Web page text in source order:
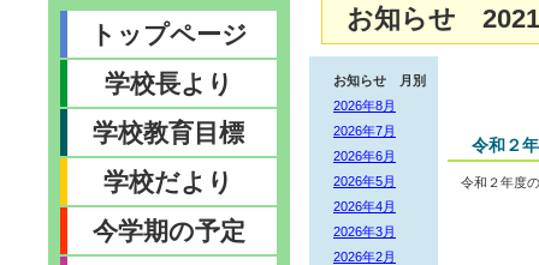
トップページ
学校長より
学校教育目標
学校だより
今学期の予定
お知らせ
お知らせ 月別
2026年8月
2026年7月
2026年6月
2026年5月
2026年4月
2026年3月
2026年2月
令和２
令和２年度